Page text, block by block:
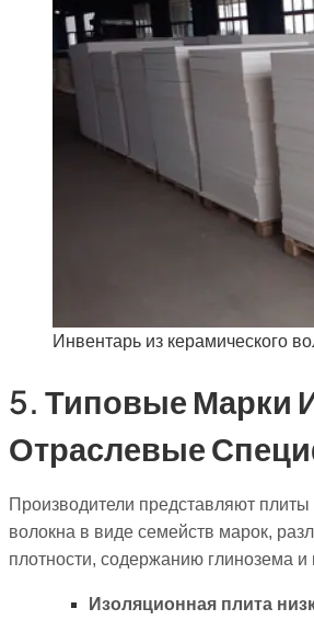
Инвентарь из керамического
5. Типовые Марки
Отраслевые
Производители представляют плиты
волокна в виде семейств марок,
плотности, содержанию глинозема и
Изоляционная плита